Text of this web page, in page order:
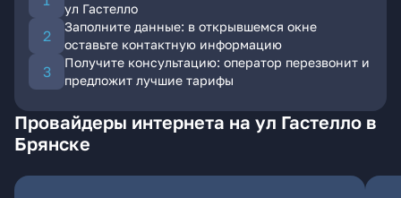
ул Гастелло
Заполните данные: в открывшемся окне
оставьте контактную информацию
Получите консультацию: оператор перезвонит и
предложит лучшие тарифы
Провайдеры интернета на ул Гастелло в
Брянске